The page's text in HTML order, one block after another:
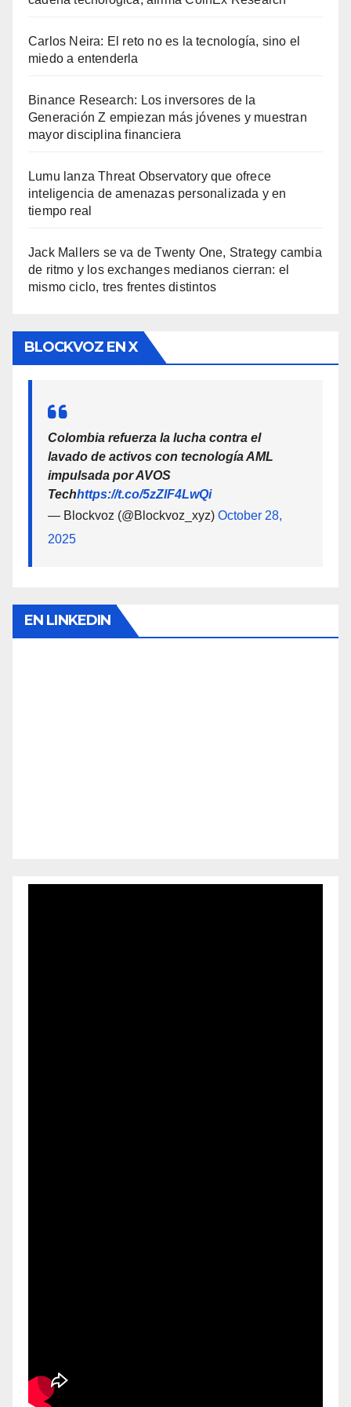
Carlos Neira: El reto no es la tecnología, sino el
miedo a entenderla
Binance Research: Los inversores de la
Generación Z empiezan más jóvenes y muestran
mayor disciplina financiera
Lumu lanza Threat Observatory que ofrece
inteligencia de amenazas personalizada y en
tiempo real
Jack Mallers se va de Twenty One, Strategy cambia
de ritmo y los exchanges medianos cierran: el
mismo ciclo, tres frentes distintos
BLOCKVOZ EN X
Colombia refuerza la lucha contra el
lavado de activos con tecnología AML
impulsada por AVOS
Techhttps://t.co/5zZlF4LwQi
— Blockvoz (@Blockvoz_xyz) October 28,
2025
EN LINKEDIN